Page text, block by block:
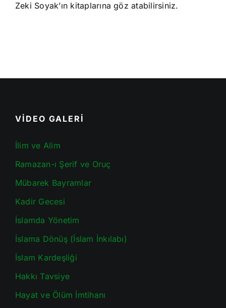
Zeki Soyak’ın kitaplarına göz atabilirsiniz.
VİDEO GALERİ
İlim ve Alim
Ramazan-ı Şerif ve Oruç
Mübarek Bayramlar
Kadir Gecesi
İslamda Yönetim
İslama Dönüş (İslam İnkılabı)
İslam Kardeşliği
Hakkı Tavsiye
Hayat ve Ölüm İmtihanı